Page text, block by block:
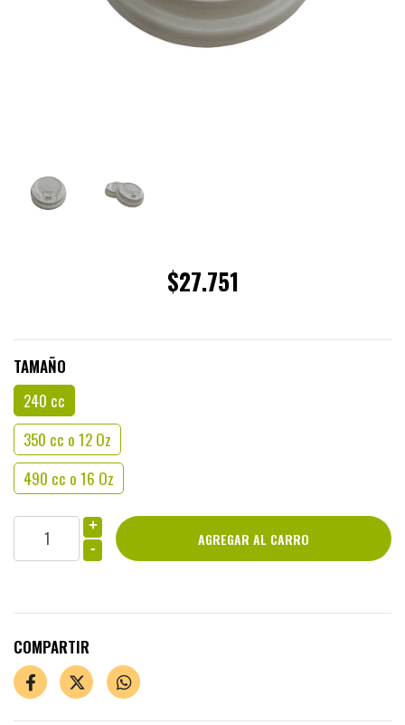
$27.751
TAMAÑO
240 cc
350 cc o 12 Oz
490 cc o 16 Oz
+
-
COMPARTIR